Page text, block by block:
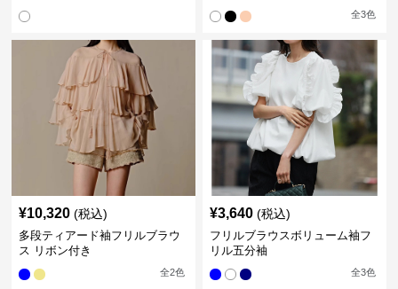
全3色
¥10,320 (税込)
多段ティアード袖フリルブラウ
ス リボン付き
全2色
¥3,640 (税込)
フリルブラウスボリューム袖フ
リル五分袖
全3色